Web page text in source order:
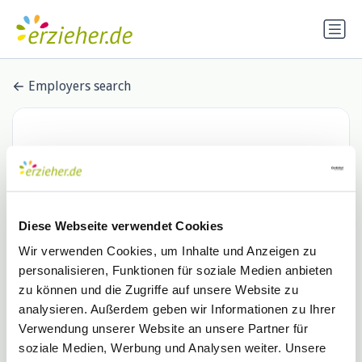
Diese Webseite verwendet Cookies
Wir verwenden Cookies, um Inhalte und Anzeigen zu
personalisieren, Funktionen für soziale Medien anbieten
zu können und die Zugriffe auf unsere Website zu
analysieren. Außerdem geben wir Informationen zu Ihrer
Verwendung unserer Website an unsere Partner für
soziale Medien, Werbung und Analysen weiter. Unsere
Employers search
Alexianer Kloster Ebernach
Ambulante Dienste
1 Stellenangebot